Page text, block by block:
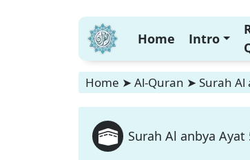
Home Intro
Home ➤ Al-Quran ➤ Surah Al
Surah Al anbya